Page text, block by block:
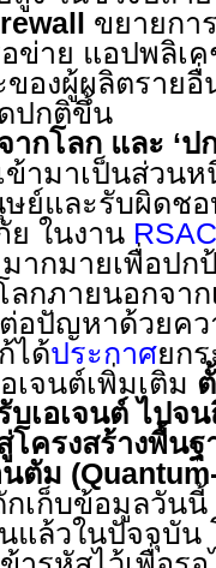
ขยายกา
ข่าย แอปพลิเ
ของผู้ผลิตรายอื่
ปกติขึ้น
ากโลก และ ‘ป
ข้ามาเป็นส่วน
ย์และรับผิดช
ย ในงาน RSAC
ากมายเพื่อปก
กภายนอกจาก
อปัญหาด้วยคว
ได้ประกาศยก
เจนต์เพิ่มเติม
บเอเจนต์ ไปจ
โครงสร้างพื้น
ตัม (
เก็บข้อมูลวันนี้
แล้วในปัจจุบัน